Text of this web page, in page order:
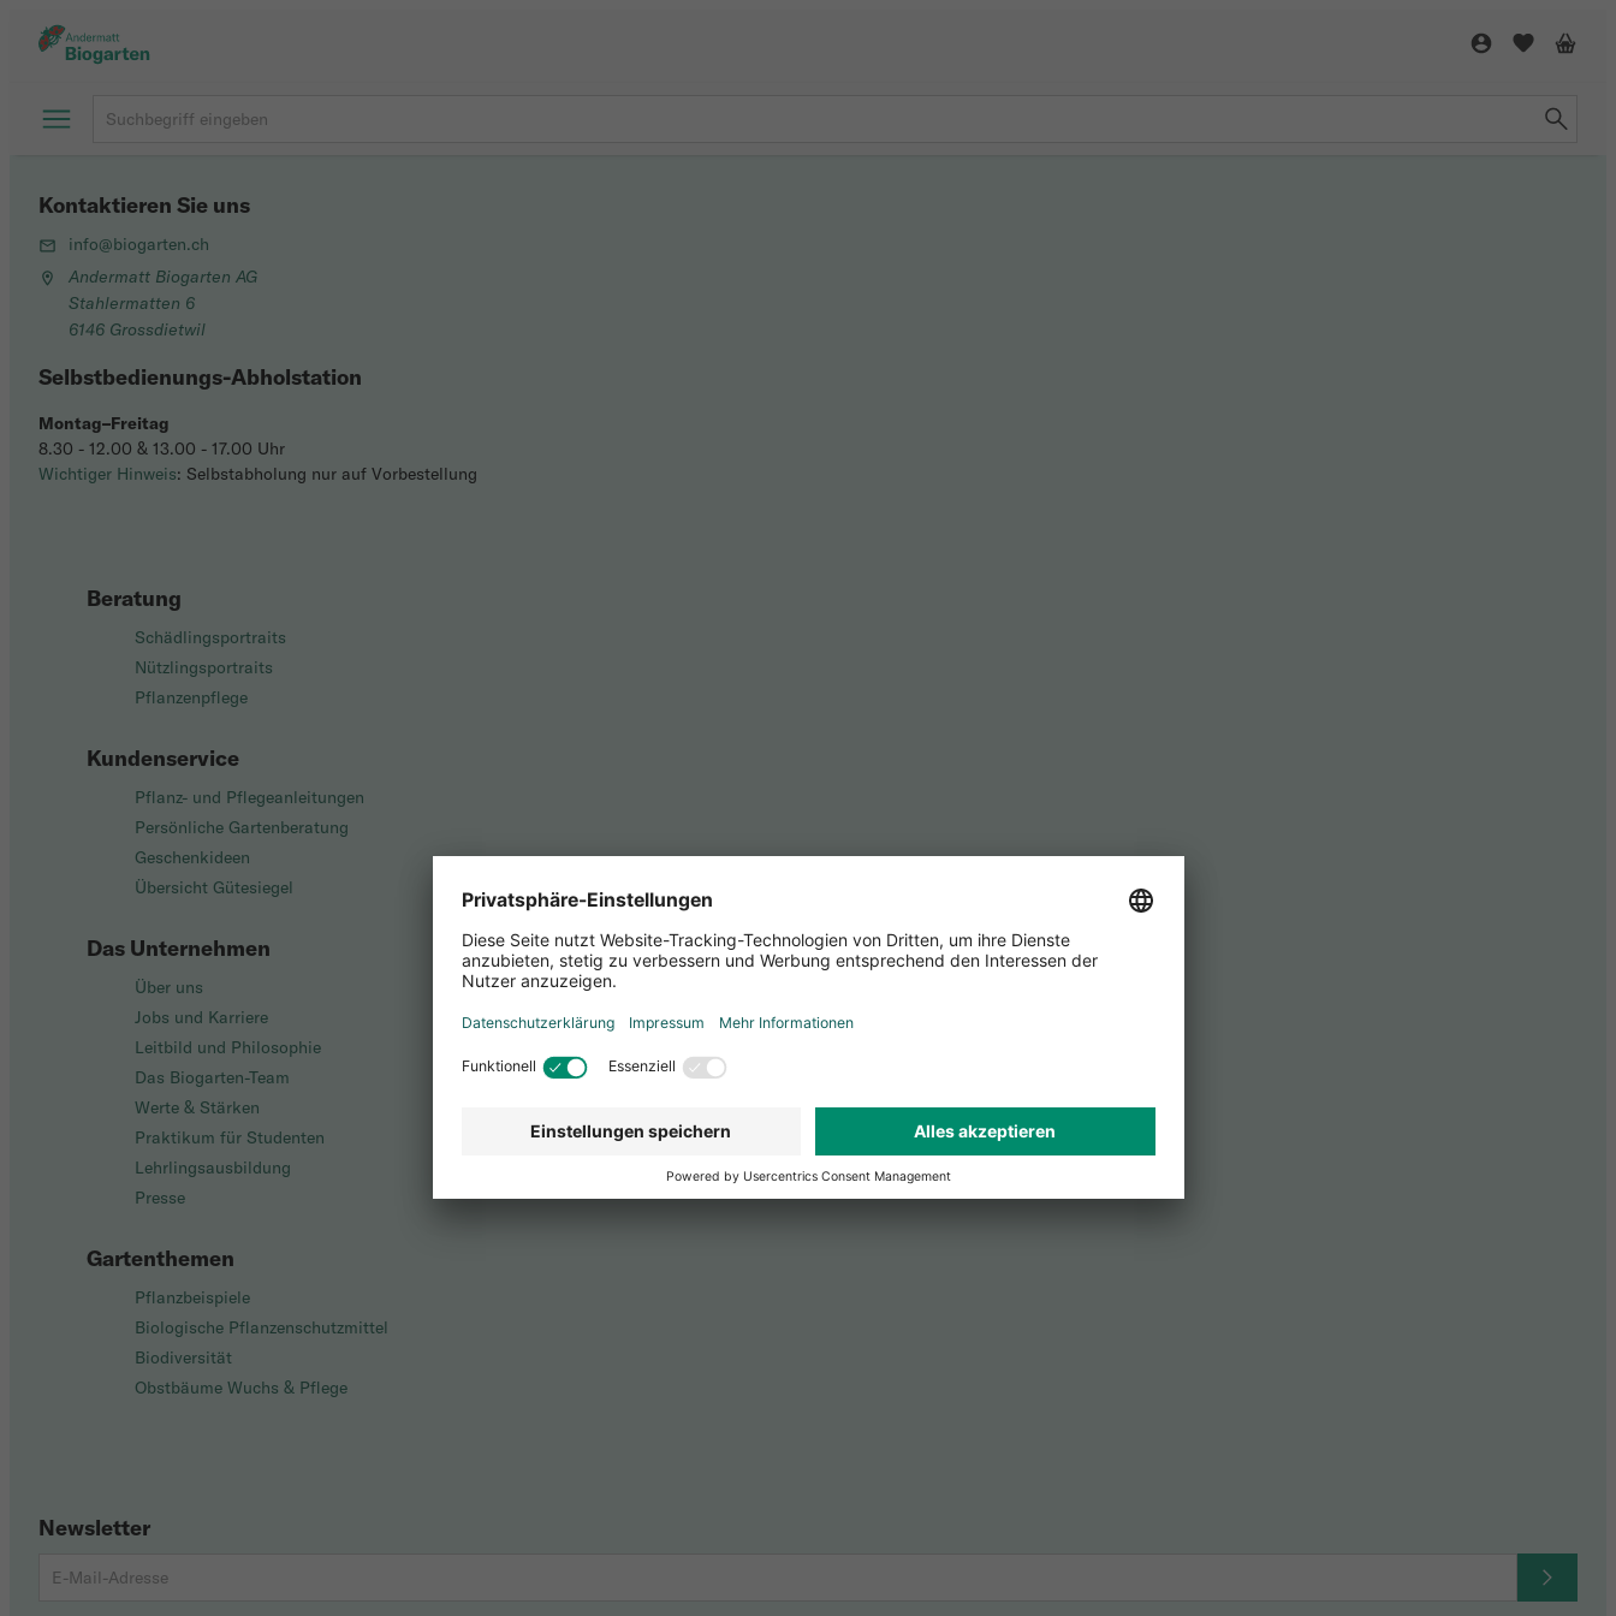
Beratung
Schädlingsportraits
Nützlingsportraits
Pflanzenpflege
Kundenservice
Pflanz- und Pflegeanleitungen
Persönliche Gartenberatung
Geschenkideen
Übersicht Gütesiegel
Das Unternehmen
Über uns
Jobs und Karriere
Leitbild und Philosophie
Das Biogarten-Team
Werte & Stärken
Praktikum für Studenten
Lehrlingsausbildung
Presse
Gartenthemen
Pflanzbeispiele
Biologische Pflanzenschutzmittel
Biodiversität
Obstbäume Wuchs & Pflege
Newsletter
Kontaktieren Sie uns
info@biogarten.ch
Andermatt Biogarten AG
Stahlermatten 6
6146 Grossdietwil
Selbstbedienungs-Abholstation
Montag–Freitag
8.30 - 12.00 & 13.00 - 17.00 Uhr
Wichtiger Hinweis: Selbstabholung nur auf Vorbestellung